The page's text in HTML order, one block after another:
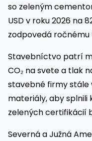
so zeleným
USD v roku 2026 na
zodpovedá ročnému
Stavebníctvo patrí
CO₂ na svete a tlak
stavebné firmy stále
materiály, aby splnili
zelených certifikácií
Severná a Južná